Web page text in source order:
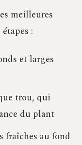
meilleures
:
et larges
trou, qui
du plant
fraîches au fond